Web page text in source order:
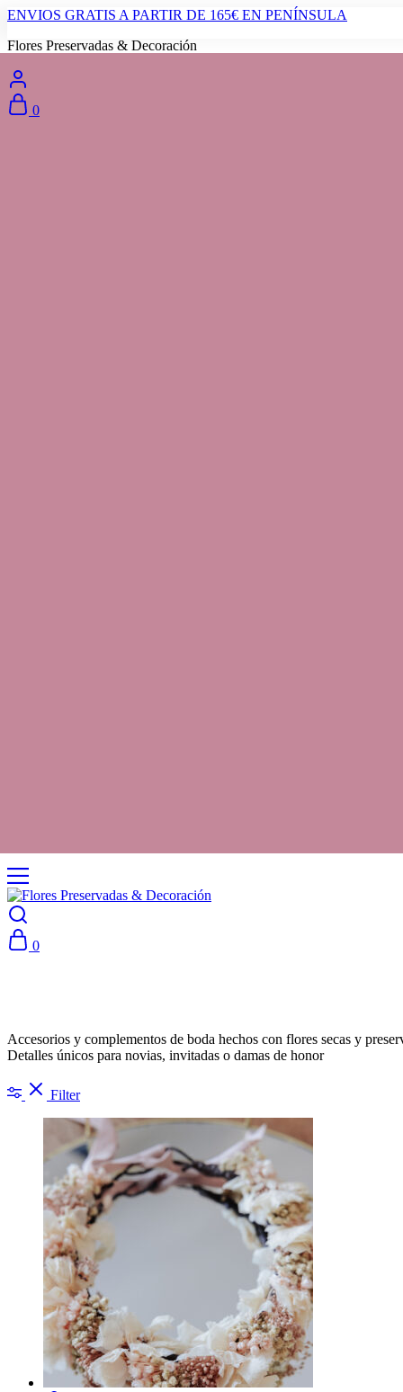
ENVIOS GRATIS A PARTIR DE 165€ EN PENÍNSULA
Flores Preservadas & Decoración
0
0
Accesorios y complementos de boda hechos con flores secas y
Detalles únicos para novias, invitadas o damas de honor
Filter